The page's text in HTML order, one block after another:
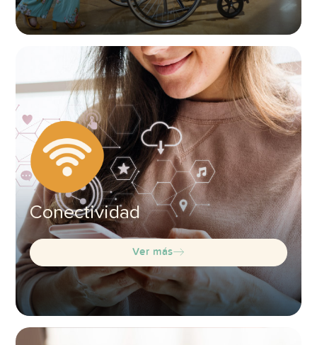
Conectividad
Ver más